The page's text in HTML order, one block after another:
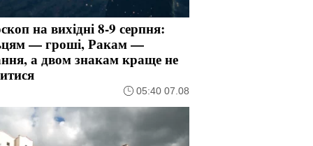
на вихідні 8-9 серпня:
— гроші, Ракам —
а двом знакам краще не
05:40 07.08